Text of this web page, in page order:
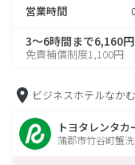
営業時間
3～6時間まで6,160円
免責補償制度1,100円
ビジネスホテルなか
トヨタレンタカ
蒲郡市竹谷町蟹